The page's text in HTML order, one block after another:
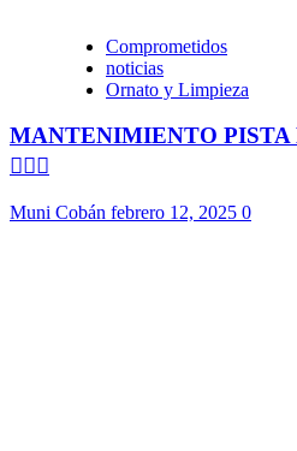
Comprometidos
noticias
Ornato y Limpieza
MANTENIMIENTO PISTA
🏃🏻‍♀️
Muni Cobán febrero 12, 2025 0